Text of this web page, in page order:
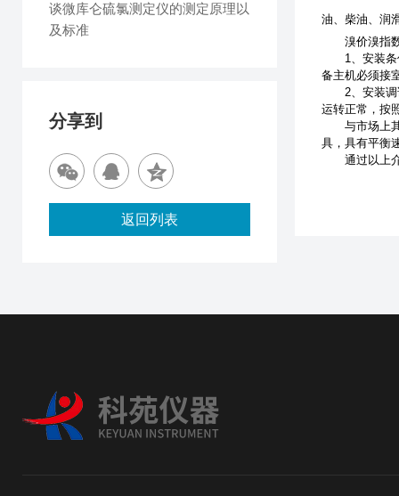
油、柴油、润
溴价溴指数
1、安装条件
备主机必须接
2、安装调试
运转正常，按
与市场上其
具，具有平衡
通过以上介
谈微库仑硫氯测定仪的测定原理以
及标准
分享到
返回列表